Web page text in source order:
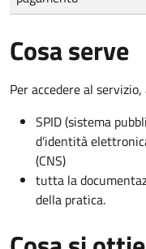
Cosa serve
Per accedere al
SPID (sistema
d’identità
(CNS)
tutta la
della pratica.